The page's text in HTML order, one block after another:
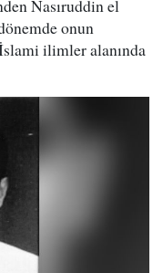
Nasıruddin el
onun
ilimler alanında